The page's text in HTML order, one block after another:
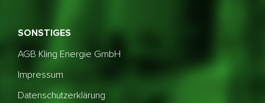
SONSTIGES
AGB Kling Energie GmbH
Impressum
Datenschutzerklärung